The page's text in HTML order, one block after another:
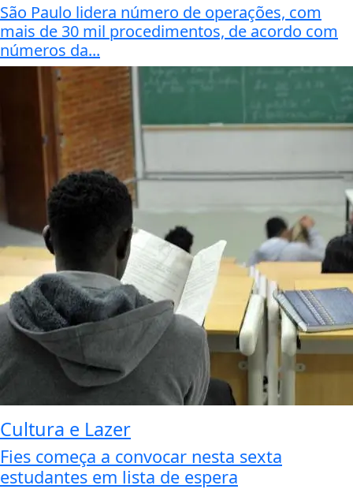
São Paulo lidera número de operações, com
mais de 30 mil procedimentos, de acordo com
números da...
Cultura e Lazer
Fies começa a convocar nesta sexta
estudantes em lista de espera